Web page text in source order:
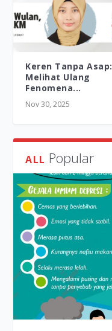
Keren Tanpa Asap:
Melihat Ulang
Fenomena...
Nov 30, 2025
ALL Popular